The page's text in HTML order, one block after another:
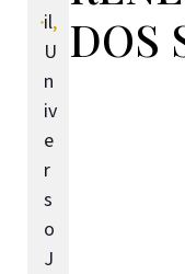
il,
U
n
iv
e
r
s
o
J
DOS